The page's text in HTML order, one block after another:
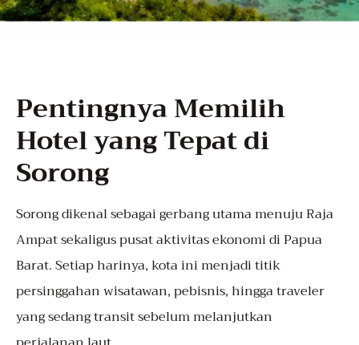
Pentingnya Memilih
Hotel yang Tepat di
Sorong
Sorong dikenal sebagai gerbang utama menuju Raja
Ampat sekaligus pusat aktivitas ekonomi di Papua
Barat. Setiap harinya, kota ini menjadi titik
persinggahan wisatawan, pebisnis, hingga traveler
yang sedang transit sebelum melanjutkan